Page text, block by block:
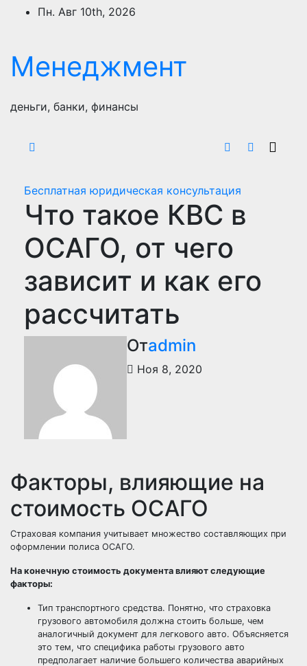
ПерейтиПн. Авг 10th, 2026
Менеджмент
деньги, банки, финансы
Бесплатная юридическая консультация
Что такое КВС в
ОСАГО, от чего
зависит и как его
рассчитать
Отadmin
Ноя 8, 2020
Факторы, влияющие на
стоимость ОСАГО
Страховая компания учитывает множество составляющих при
оформлении полиса ОСАГО.
На конечную стоимость документа влияют следующие
факторы:
Тип транспортного средства. Понятно, что страховка
грузового автомобиля должна стоить больше, чем
аналогичный документ для легкового авто. Объясняется
это тем, что специфика работы грузового авто
предполагает наличие большего количества аварийных